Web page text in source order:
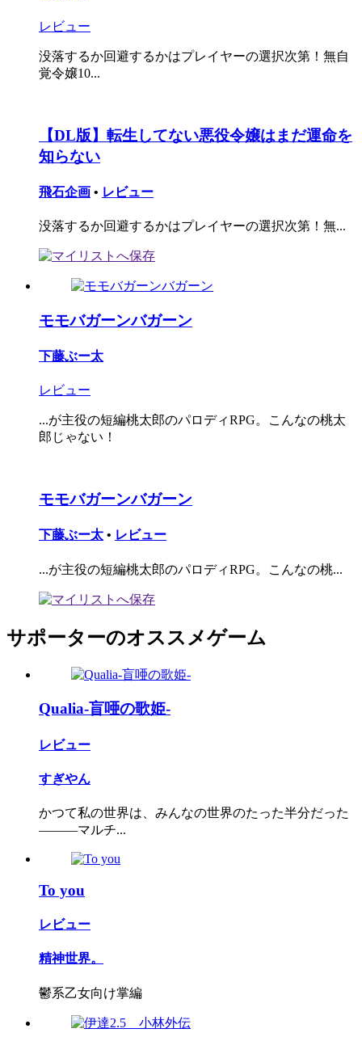
レビュー
没落するか回避するかはプレイヤーの選択次第！無自
覚令嬢10...
【DL版】転生してない悪役令嬢はまだ運命を
知らない
飛石企画 • レビュー
没落するか回避するかはプレイヤーの選択次第！無...
モモバガーンバガーン
下藤ぶー太
レビュー
...が主役の短編桃太郎のパロディRPG。こんなの桃太
郎じゃない！
モモバガーンバガーン
下藤ぶー太 • レビュー
...が主役の短編桃太郎のパロディRPG。こんなの桃...
サポーターのオススメゲーム
Qualia-盲唖の歌姫-
レビュー
すぎやん
かつて私の世界は、みんなの世界のたった半分だった
―――マルチ...
To you
レビュー
精神世界。
鬱系乙女向け掌編